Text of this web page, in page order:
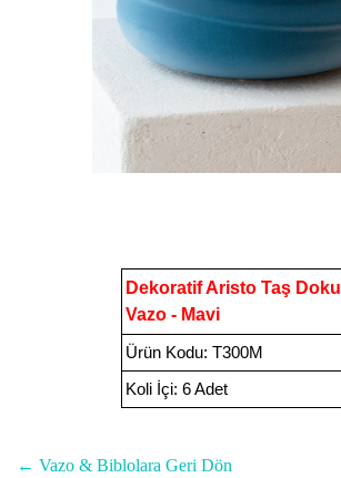
Dekoratif Aristo Taş Doku
Vazo - Mavi
Ürün Kodu: T300M
Koli İçi: 6 Adet
← Vazo & Biblolara Geri Dön